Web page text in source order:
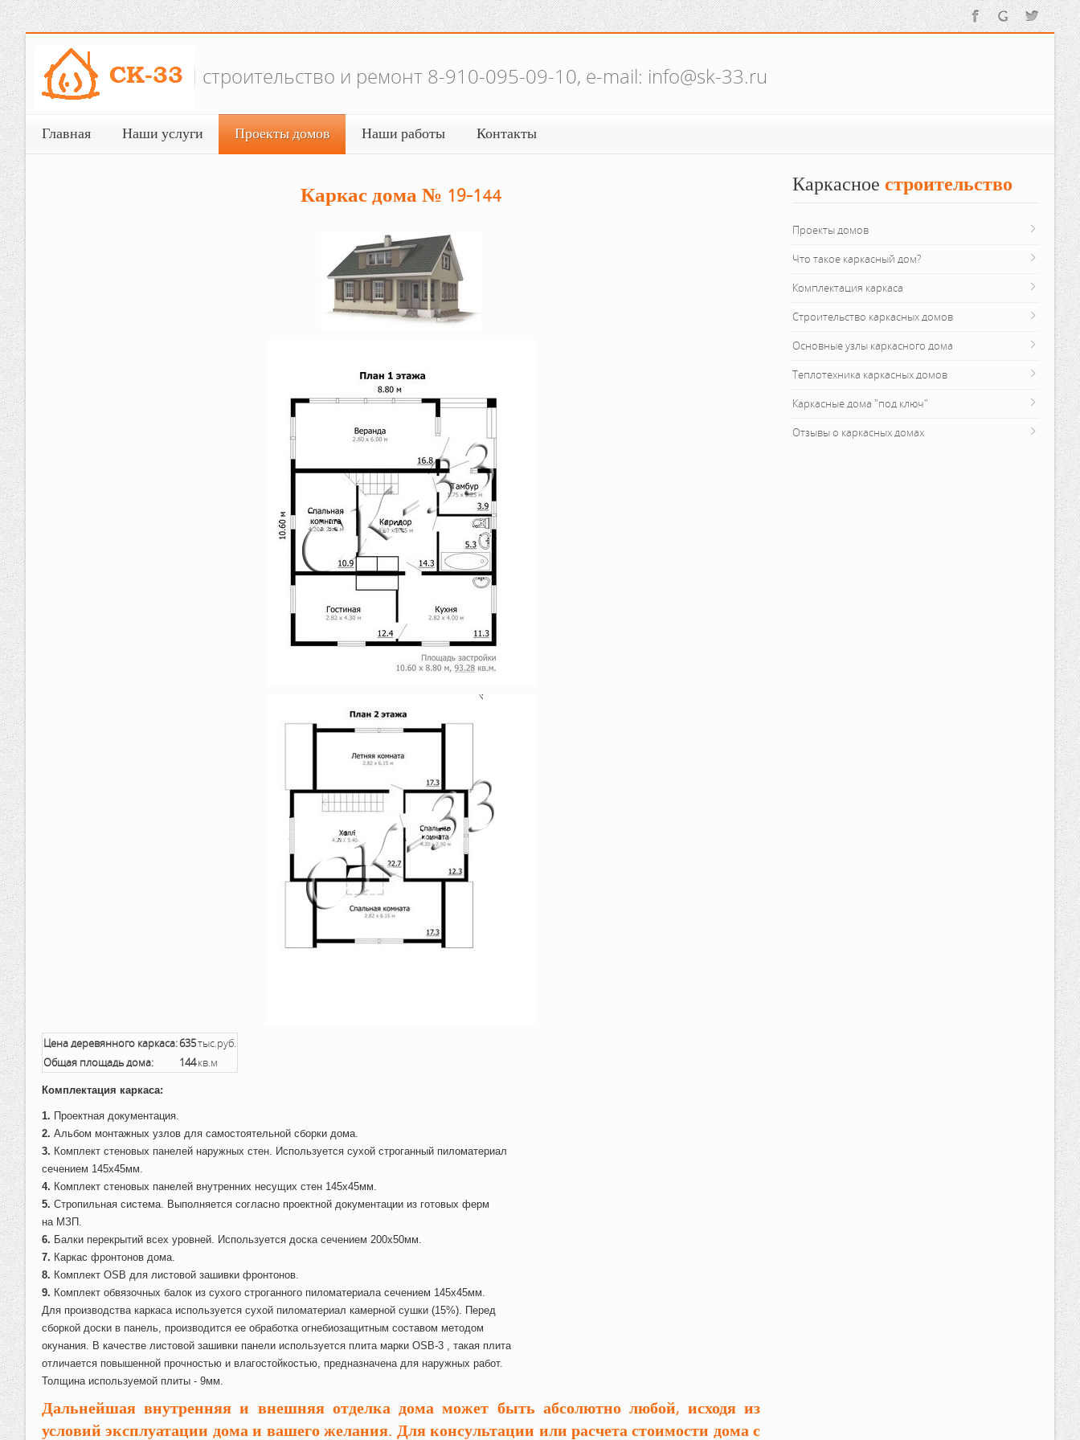
строительство и ремонт 8-910-095-09-10, e-mail: info@sk-33.ru
Главная Наши услуги Проекты домов Наши работы Контакты
Каркас дома № 19-144
Цена деревянного каркаса:635тыс.руб.
Общая площадь дома:
144кв.м
Комплектация каркаса:
1. Проектная документация.
2. Альбом монтажных узлов для самостоятельной сборки дома.
3. Комплект стеновых панелей наружных стен. Используется сухой строганный пиломатериал
сечением 145х45мм.
4. Комплект стеновых панелей внутренних несущих стен 145х45мм.
5. Стропильная система. Выполняется согласно проектной документации из готовых ферм
на МЗП.
6. Балки перекрытий всех уровней. Используется доска сечением 200х50мм.
7. Каркас фронтонов дома.
8. Комплект OSB для листовой зашивки фронтонов.
9. Комплект обвязочных балок из сухого строганного пиломатериала сечением 145х45мм.
Для производства каркаса используется сухой пиломатериал камерной сушки (15%). Перед
сборкой доски в панель, производится ее обработка огнебиозащитным составом методом
окунания. В качестве листовой зашивки панели используется плита марки OSB-3 , такая плита
отличается повышенной прочностью и влагостойкостью, предназначена для наружных работ.
Толщина используемой плиты - 9мм.
Дальнейшая внутренняя и внешняя отделка дома может быть абсолютно любой, исходя из
условий эксплуатации дома и вашего желания. Для консультации или расчета стоимости дома с
Каркасное строительство
Проекты домов
Что такое каркасный дом?
Комплектация каркаса
Строительство каркасных домов
Основные узлы каркасного дома
Теплотехника каркасных домов
Каркасные дома "под ключ"
Отзывы о каркасных домах